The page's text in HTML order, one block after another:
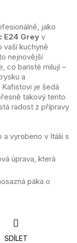
jako
E24 Grey v
vaší kuchyně
nejnovější
co baristé milují –
a
Kafistovi je šedá
takový tento
radost z přípravy
a vyrobeno v Itálii s
úprava, která
páka o
SDÍLET